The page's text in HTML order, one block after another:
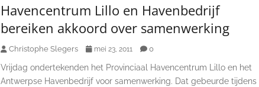
Havencentrum Lillo en Havenbedrijf
bereiken akkoord over samenwerking
Christophe Slegers mei 23, 2011 0
Vrijdag ondertekenden het Provinciaal Havencentrum Lillo en het
Antwerpse Havenbedrijf voor samenwerking. Dat gebeurde tijdens